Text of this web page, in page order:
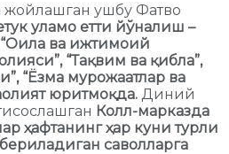
жойлашган ушбу Фатво
уламо етти йўналиш –
“Оила ва ижтимоий
“Тақвим ва қибла”,
“Ёзма мурожаатлар ва
юритмоқда. Диний
Колл-марказда
ҳафтанинг ҳар куни турли
саволларга